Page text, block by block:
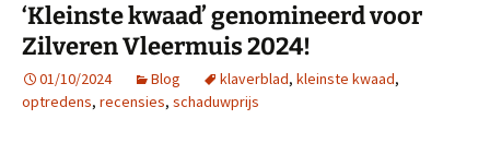
‘Kleinste kwaad’ genomineerd voor
Zilveren Vleermuis 2024!
01/10/2024 Blog klaverblad, kleinste kwaad,
optredens, recensies, schaduwprijs